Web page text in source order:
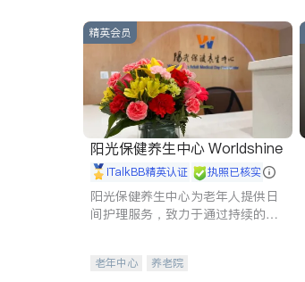
精英会员
阳光保健养生中心 Worldshine
iTalkBB精英认证 执照已核实
阳光保健养生中心为老年人提供日
间护理服务，致力于通过持续的护
老年中心 养老院